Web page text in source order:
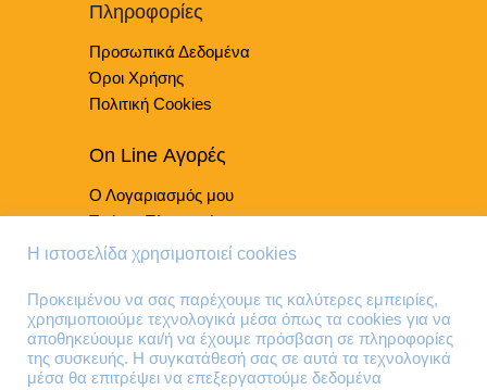
Πληροφορίες
Προσωπικά Δεδομένα
Όροι Χρήσης
Πολιτική Cookies
On Line Αγορές
Ο Λογαριασμός μου
Τρόποι Πληρωμής
Τρόποι Παράδοσης
Τηλέφωνα Επικοινωνίας
210 41 13 636
Η ιστοσελίδα χρησιμοποιεί cookies
Προκειμένου να σας παρέχουμε τις καλύτερες εμπειρίες,
χρησιμοποιούμε τεχνολογικά μέσα όπως τα cookies για να
αποθηκεύουμε και/ή να έχουμε πρόσβαση σε πληροφορίες
της συσκευής. Η συγκατάθεσή σας σε αυτά τα τεχνολογικά
μέσα θα επιτρέψει να επεξεργαστούμε δεδομένα